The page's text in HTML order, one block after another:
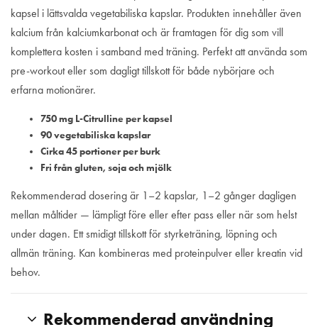
kapsel i lättsvalda vegetabiliska kapslar. Produkten innehåller även
kalcium från kalciumkarbonat och är framtagen för dig som vill
komplettera kosten i samband med träning. Perfekt att använda som
pre-workout eller som dagligt tillskott för både nybörjare och
erfarna motionärer.
750 mg L-Citrulline per kapsel
90 vegetabiliska kapslar
Cirka 45 portioner per burk
Fri från gluten, soja och mjölk
Rekommenderad dosering är 1–2 kapslar, 1–2 gånger dagligen
mellan måltider — lämpligt före eller efter pass eller när som helst
under dagen. Ett smidigt tillskott för styrketräning, löpning och
allmän träning. Kan kombineras med proteinpulver eller kreatin vid
behov.
Rekommenderad användning